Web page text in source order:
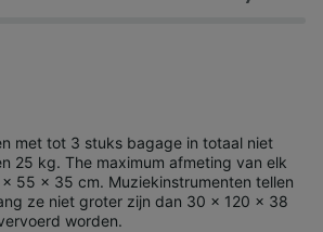
met tot 3 stuks bagage in totaal niet
25 kg. The maximum afmeting van elk
55 x 35 cm. Muziekinstrumenten tellen
ze niet groter zijn dan 30 x 120 x 38
worden.